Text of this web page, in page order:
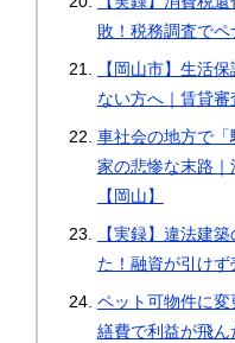
敗！税務調査で
【岡山市】生活
ない方へ｜賃貸
車社会の地方で
家の悲惨な末路
【岡山】
【実録】違法建
た！融資が引けず
ペット可物件に
繕費で利益が飛